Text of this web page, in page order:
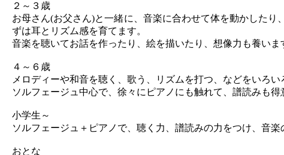
２～３歳
お母さん(お父さん)と一緒に、音楽に合わせて体を動かした
ずは耳とリズム感を育てます。
音楽を聴いてお話を作ったり、絵を描いたり、想像力も養いま
４～６歳
メロディーや和音を聴く、歌う、リズムを打つ、などをいろ
ソルフェージュ中心で、徐々にピアノにも触れて、譜読みも得
小学生～
ソルフェージュ＋ピアノで、聴く力、譜読みの力をつけ、音
おとな